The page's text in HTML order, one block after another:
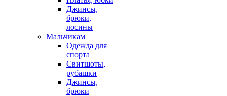
Джинсы,
брюки,
лосины
Мальчикам
Одежда для
спорта
Свитшоты,
рубашки
Джинсы,
брюки